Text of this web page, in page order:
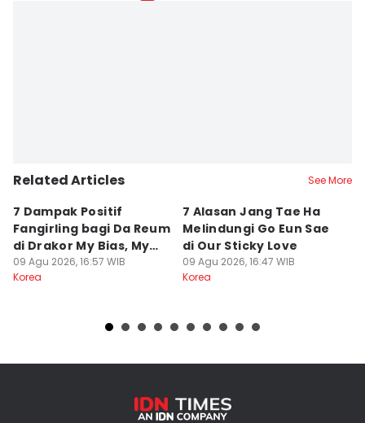
Related Articles See More
7 Dampak Positif
Fangirling bagi Da Reum
di Drakor My Bias, My
Boss
09 Agu 2026, 16:57 WIB
Korea
7 Alasan Jang Tae Ha
Melindungi Go Eun Sae
di Our Sticky Love
09 Agu 2026, 16:47 WIB
Korea